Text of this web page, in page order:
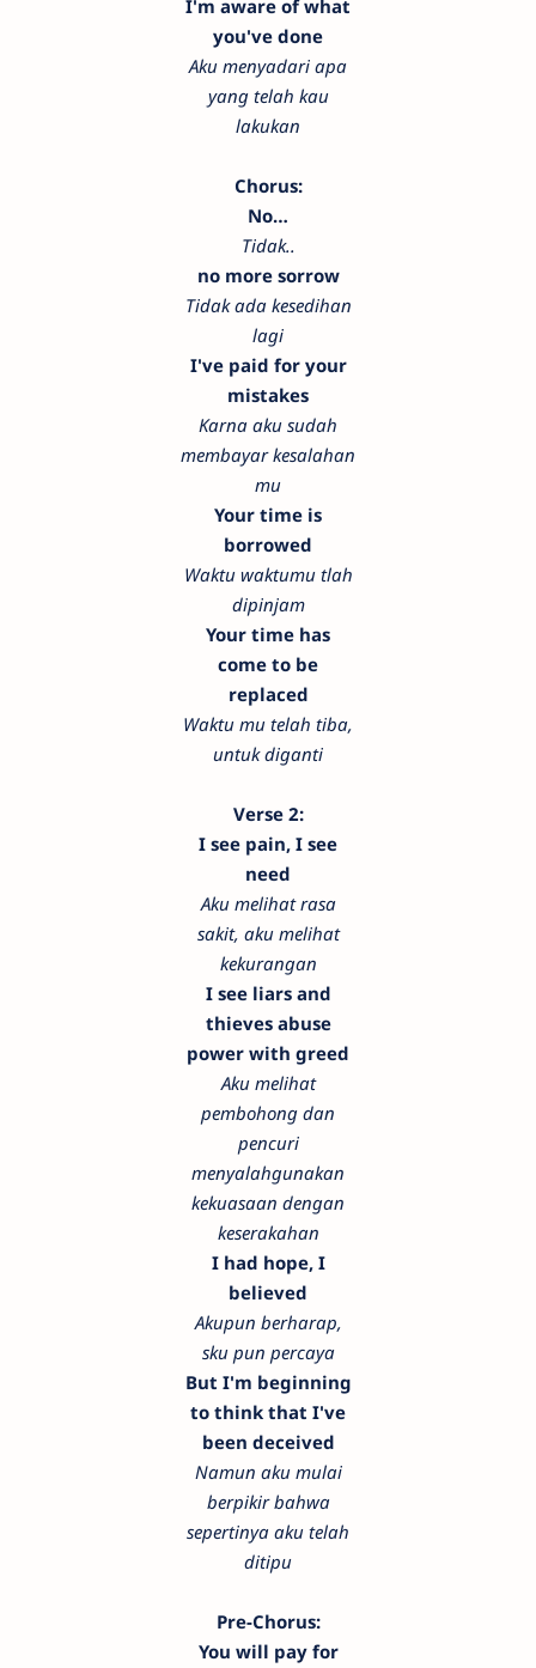
I'm aware of what
you've done
Aku menyadari apa
yang telah kau
lakukan
Chorus:
No…
Tidak..
no more sorrow
Tidak ada kesedihan
lagi
I've paid for your
mistakes
Karna aku sudah
membayar kesalahan
mu
Your time is
borrowed
Waktu waktumu tlah
dipinjam
Your time has
come to be
replaced
Waktu mu telah tiba,
untuk diganti
Verse 2:
I see pain, I see
need
Aku melihat rasa
sakit, aku melihat
kekurangan
I see liars and
thieves abuse
power with greed
Aku melihat
pembohong dan
pencuri
menyalahgunakan
kekuasaan dengan
keserakahan
I had hope, I
believed
Akupun berharap,
sku pun percaya
But I'm beginning
to think that I've
been deceived
Namun aku mulai
berpikir bahwa
sepertinya aku telah
ditipu
Pre-Chorus:
You will pay for